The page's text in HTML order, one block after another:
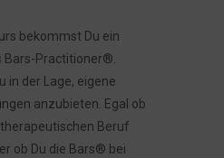
bekommst Du ein
Bars-Practitioner®.
in der Lage, eigene
anzubieten. Egal ob
Beruf
ob Du die Bars® bei